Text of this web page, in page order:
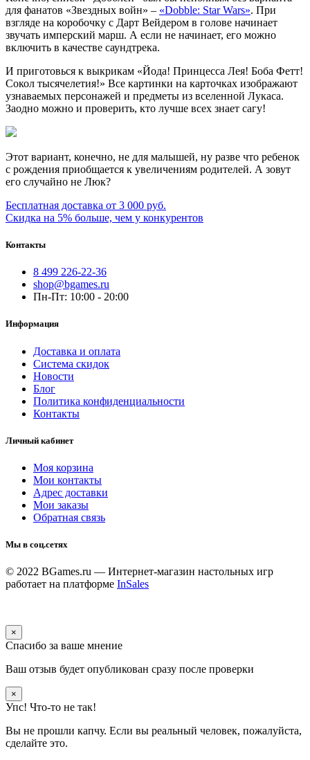
для фанатов «Звездных войн» – «Dobble: Star Wars». При
взгляде на коробочку с Дарт Вейдером в голове начинает
звучать имперский марш. А если не начинает, его можно
включить в качестве саундтрека.
И приготовься к выкрикам «Йода! Принцесса Лея! Боба Фетт!
Сокол тысячелетия!» Все картинки на карточках изображают
узнаваемых персонажей и предметы из вселенной Лукаса.
Заодно можно и проверить, кто лучше всех знает сагу!
Этот вариант, конечно, не для малышей, ну разве что ребенок
с рождения приобщается к увеличениям родителей. А зовут
его случайно не Люк?
Бесплатная доставка от 3 000 руб.
Скидка на 5% больше, чем у конкурентов
Контакты
8 499 226-22-36
shop@bgames.ru
Пн-Пт: 10:00 - 20:00
Информация
Доставка и оплата
Система скидок
Новости
Блог
Политика конфиденциальности
Контакты
Личный кабинет
Моя корзина
Мои контакты
Адрес доставки
Мои заказы
Обратная связь
Мы в соц.сетях
© 2022 BGames.ru — Интернет-магазин настольных игр
работает на платформе InSales
×
Спасибо за ваше мнение
Ваш отзыв будет опубликован сразу после проверки
×
Упс! Что-то не так!
Вы не прошли капчу. Если вы реальный человек, пожалуйста,
сделайте это.